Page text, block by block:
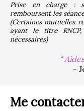
Prise en charge :
remboursent les
(Certaines mutuelles
ayant le titre
nécessaires)
-
Me